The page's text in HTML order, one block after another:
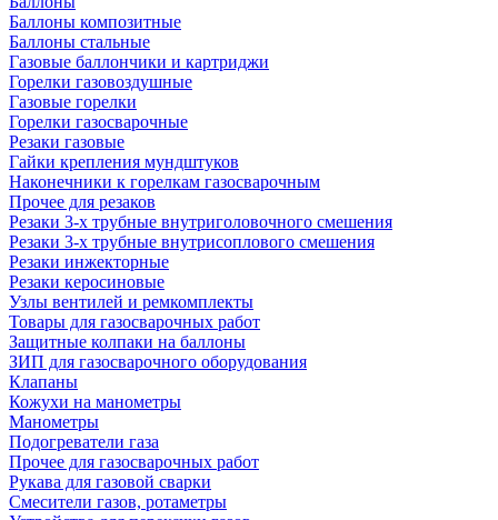
Баллоны композитные
Баллоны стальные
Газовые баллончики и картриджи
Горелки газовоздушные
Газовые горелки
Горелки газосварочные
Резаки газовые
Гайки крепления мундштуков
Наконечники к горелкам газосварочным
Прочее для резаков
Резаки 3-х трубные внутриголовочного смешения
Резаки 3-х трубные внутрисоплового смешения
Резаки инжекторные
Резаки керосиновые
Узлы вентилей и ремкомплекты
Товары для газосварочных работ
Защитные колпаки на баллоны
ЗИП для газосварочного оборудования
Клапаны
Кожухи на манометры
Манометры
Подогреватели газа
Прочее для газосварочных работ
Рукава для газовой сварки
Смесители газов, ротаметры